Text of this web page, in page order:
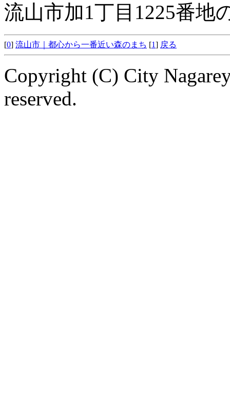
流山市加1丁目1225番
[0] 流山市｜都心から一番近い森のまち [1] 戻る
Copyright (C) City
reserved.